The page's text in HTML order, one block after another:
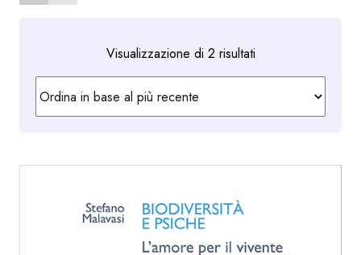
Visualizzazione di 2 risultatiOrdina
in
al
recente